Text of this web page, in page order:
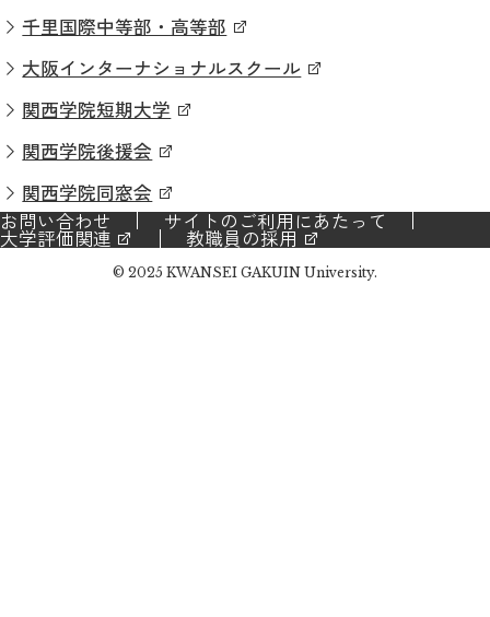
千里国際中等部・高等部
大阪インターナショナルスクール
関西学院短期大学
関西学院後援会
関西学院同窓会
お問い合わせ
サイトのご利用にあたって
大学評価関連 教職員の採用
© 2025 KWANSEI GAKUIN University.